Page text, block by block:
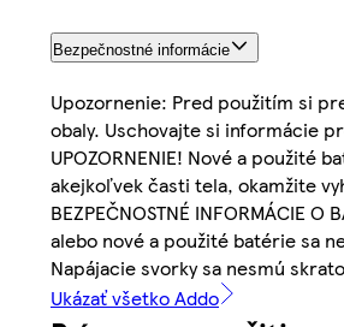
Bezpečnostné informácie
Upozornenie: Pred použitím si
obaly. Uschovajte si informácie
UPOZORNENIE! Nové a
akejkoľvek časti tela, okamžite
BEZPEČNOSTNÉ INFORMÁCIE
alebo nové a použité batérie sa
Napájacie svorky sa nesmú
Ukázať všetko Addo